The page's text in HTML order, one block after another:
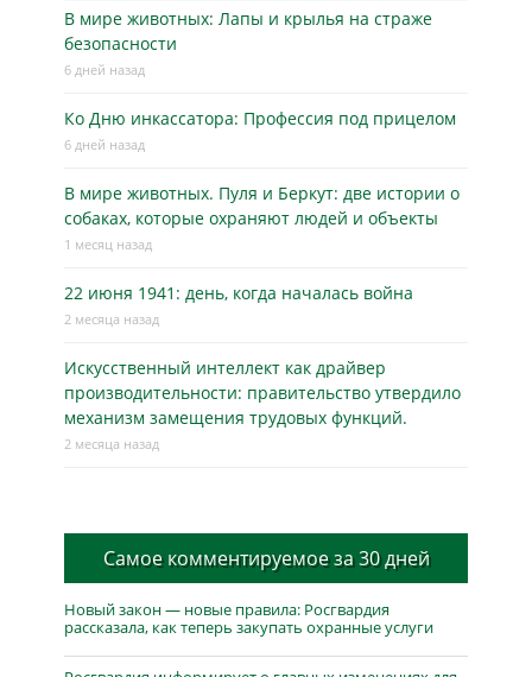
В мире животных: Лапы и крылья на страже
безопасности
6 дней назад
Ко Дню инкассатора: Профессия под прицелом
6 дней назад
В мире животных. Пуля и Беркут: две истории о
собаках, которые охраняют людей и объекты
1 месяц назад
22 июня 1941: день, когда началась война
2 месяца назад
Искусственный интеллект как драйвер
производительности: правительство утвердило
механизм замещения трудовых функций.
2 месяца назад
Самое комментируемое за 30 дней
Новый закон — новые правила: Росгвардия
рассказала, как теперь закупать охранные услуги